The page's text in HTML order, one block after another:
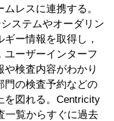
レスに連携する。
ステムやオーダリン
ー情報を取得し，
ユーザーインターフ
や検査内容がわかり
門の検査予約などの
を図れる。Centricity
一覧からすぐに過去